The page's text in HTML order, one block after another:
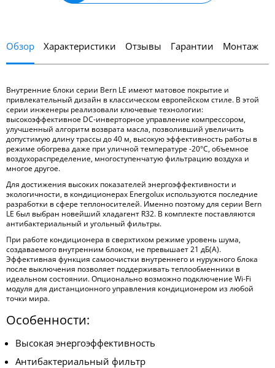
Обзор Характеристики Отзывы Гарантии Монтаж
Внутренние блоки серии Bern LE имеют матовое покрытие и
привлекательный дизайн в классическом европейском стиле. В этой
серии инженеры реализовали ключевые технологии:
высокоэффективное DC-инверторное управление компрессором,
улучшенный алгоритм возврата масла, позволивший увеличить
допустимую длину трассы до 40 м, высокую эффективность работы в
режиме обогрева даже при уличной температуре -20°С, объемное
воздухораспределение, многоступенчатую фильтрацию воздуха и
многое другое.
Для достижения высоких показателей энергоэффективности и
экологичности, в кондиционерах Energolux используются последние
разработки в сфере теплоносителей. Именно поэтому для серии Bern
LE был выбран новейший хладагент R32. В комплекте поставляются
антибактериальный и угольный фильтры.
При работе кондиционера в сверхтихом режиме уровень шума,
создаваемого внутренним блоком, не превышает 21 дБ(А).
Эффективная функция самоочистки внутреннего и нуружного блока
после выключения позволяет поддерживать теплообменники в
идеальном состоянии. Опционально возможно подключение Wi-Fi
модуля для дистанционного управления кондиционером из любой
точки мира.
Особенности:
Высокая энергоэффективность
Антибактериальный фильтр